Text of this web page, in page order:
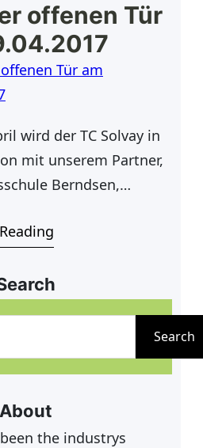
offenen Tür
wird der TC Solvay in
mit unserem Partner,
Berndsen,
Es besteht die
aktiv hinein zu
ins
hinein zu schnuppern
Mitglieder und
Search
About
the industrys